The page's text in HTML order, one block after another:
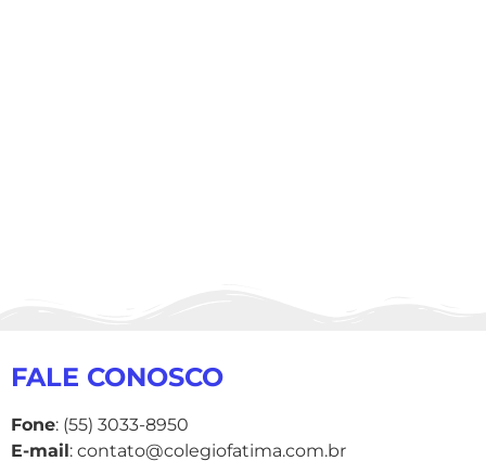
FALE CONOSCO
Fone: (55) 3033-8950
E-mail: contato@colegiofatima.com.br